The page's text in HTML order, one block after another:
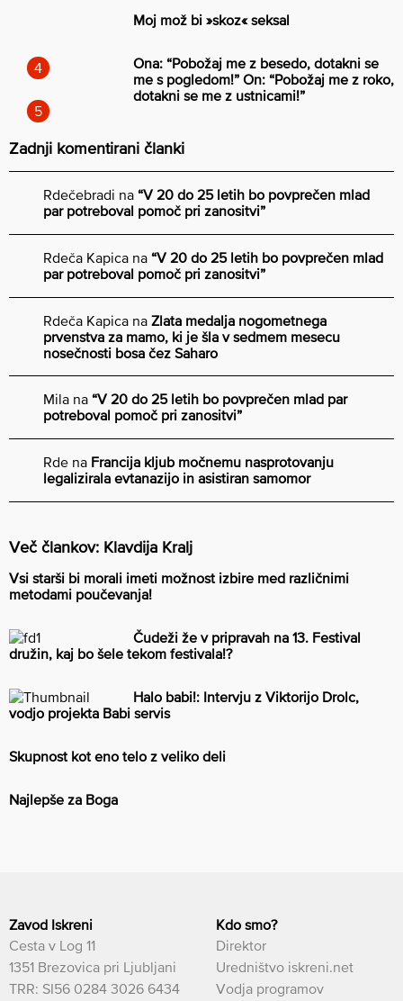
Moj mož bi »skoz« seksal
Ona: “Pobožaj me z besedo, dotakni se
me s pogledom!” On: “Pobožaj me z roko,
dotakni se me z ustnicami!”
Zadnji komentirani članki
Rdečebradi na “V 20 do 25 letih bo povprečen mlad
par potreboval pomoč pri zanositvi”
Rdeča Kapica na “V 20 do 25 letih bo povprečen mlad
par potreboval pomoč pri zanositvi”
Rdeča Kapica na Zlata medalja nogometnega
prvenstva za mamo, ki je šla v sedmem mesecu
nosečnosti bosa čez Saharo
Mila na “V 20 do 25 letih bo povprečen mlad par
potreboval pomoč pri zanositvi”
Rde na Francija kljub močnemu nasprotovanju
legalizirala evtanazijo in asistiran samomor
Več člankov: Klavdija Kralj
Vsi starši bi morali imeti možnost izbire med različnimi
metodami poučevanja!
Čudeži že v pripravah na 13. Festival
družin, kaj bo šele tekom festivala!?
Halo babi!: Intervju z Viktorijo Drolc,
vodjo projekta Babi servis
Skupnost kot eno telo z veliko deli
Najlepše za Boga
Zavod Iskreni
Cesta v Log 11
1351 Brezovica pri Ljubljani
TRR: SI56 0284 3026 6434
Kdo smo?
Direktor
Uredništvo iskreni.net
Vodja programov